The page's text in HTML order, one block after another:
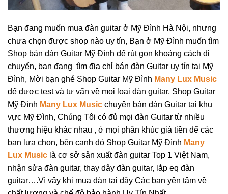
Bạn đang muốn mua đàn guitar ở Mỹ Đình Hà Nội, nhưng
chưa chọn được shop nào uy tín, Bạn ở Mỹ Đình muốn tìm
Shop bán đàn Guitar Mỹ Đình để rút gọn khoảng cách di
chuyển, bạn đang tìm địa chỉ bán đàn Guitar uy tín tại Mỹ
Đình, Mời bạn ghé Shop Guitar Mỹ Đình Many Lux Music
để được test và tư vấn về mọi loại đàn guitar. Shop Guitar
Mỹ Đình Many Lux Music chuyên bán đàn Guitar tại khu
vực Mỹ Đình, Chúng Tôi có đủ mọi đàn Guitar từ nhiều
thương hiệu khác nhau , ở mọi phân khúc giá tiền để các
bạn lựa chọn, bên cạnh đó Shop Guitar Mỹ Đình Many
Lux Music là cơ sở sản xuất đàn guitar Top 1 Việt Nam,
nhận sửa đàn guitar, thay dây đàn guitar, lắp eq đàn
guitar….Vì vậy khi mua đàn tại đây Các bạn yên tâm về